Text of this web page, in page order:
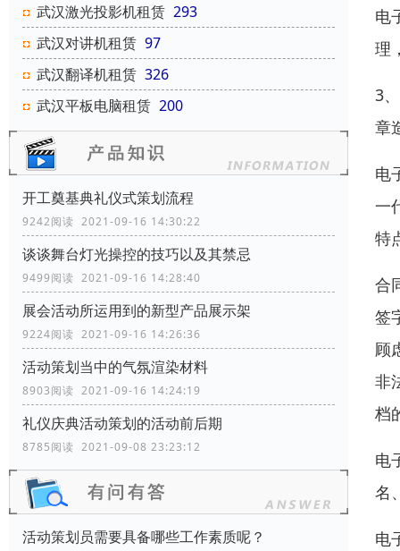
武汉激光投影机租赁 293
武汉对讲机租赁 97
武汉翻译机租赁 326
武汉平板电脑租赁 200
开工奠基典礼仪式策划流程
9242阅读 2021-09-16 14:30:22
谈谈舞台灯光操控的技巧以及其禁忌
9499阅读 2021-09-16 14:28:40
展会活动所运用到的新型产品展示架
9224阅读 2021-09-16 14:26:36
活动策划当中的气氛渲染材料
8903阅读 2021-09-16 14:24:19
礼仪庆典活动策划的活动前后期
8785阅读 2021-09-08 23:23:12
活动策划员需要具备哪些工作素质呢？
电
理
3
章
电
一
特
合
签
顾
非
档
电
名
电